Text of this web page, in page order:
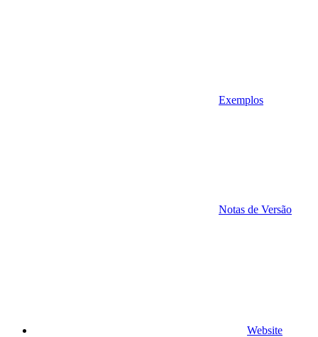
Exemplos
Notas de Versão
Website